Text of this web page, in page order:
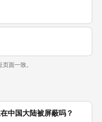
面一致。
中国大陆被屏蔽吗？